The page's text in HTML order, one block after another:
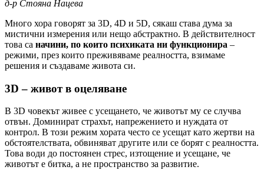
д-р Стояна Нацева
Много хора говорят за 3D, 4D и 5D, сякаш става дума за
мистични измерения или нещо абстрактно. В действителност
това са начини, по които психиката ни функционира –
режими, през които преживяваме реалността, взимаме
решения и създаваме живота си.
3D – живот в оцеляване
В 3D човекът живее с усещането, че животът му се случва
отвън. Доминират страхът, напрежението и нуждата от
контрол. В този режим хората често се усещат като жертви на
обстоятелствата, обвиняват другите или се борят с реалността.
Това води до постоянен стрес, изтощение и усещане, че
животът е битка, а не пространство за развитие.